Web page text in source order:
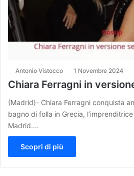
Antonio Vistocco 1 Novembre 2024
Chiara Ferragni in
(Madrid)- Chiara Ferragni conquista
bagno di folla in Grecia,
Madrid.…
Scopri di più